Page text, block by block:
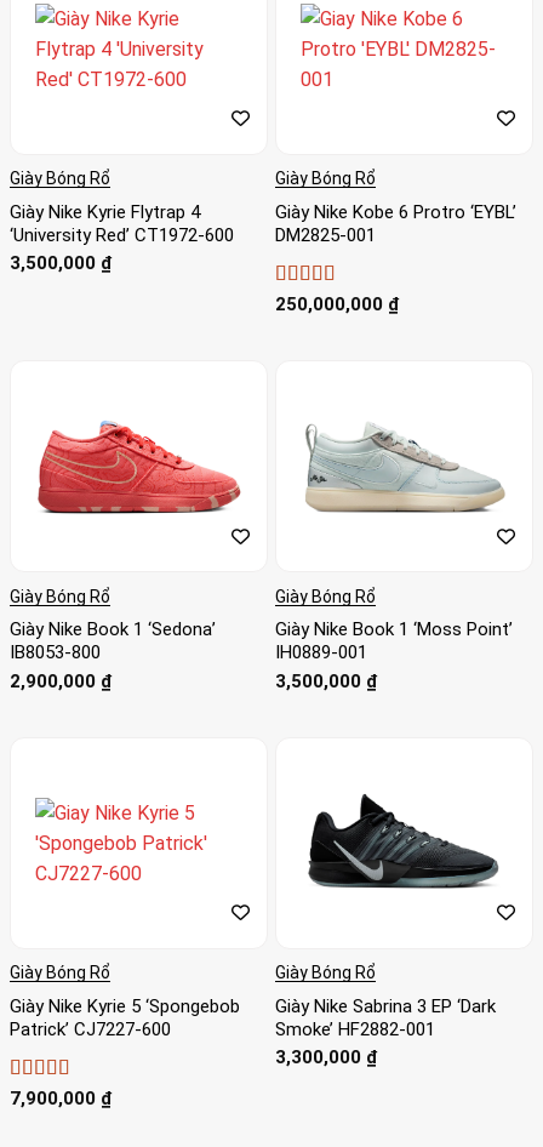
Giày Bóng Rổ
Giày Nike Kyrie Flytrap 4
‘University Red’ CT1972-600
3,500,000 ₫
Giày Bóng Rổ
Giày Nike Kobe 6 Protro ‘EYBL’
DM2825-001
Được xếp
250,000,000 ₫
Giày Bóng Rổ
Giày Nike Book 1 ‘Sedona’
IB8053-800
2,900,000 ₫
Giày Bóng Rổ
Giày Nike Book 1 ‘Moss Point’
IH0889-001
3,500,000 ₫
Giày Bóng Rổ
Giày Nike Kyrie 5 ‘Spongebob
Patrick’ CJ7227-600
Được xếp
7,900,000 ₫
Giày Bóng Rổ
Giày Nike Sabrina 3 EP ‘Dark
Smoke’ HF2882-001
3,300,000 ₫